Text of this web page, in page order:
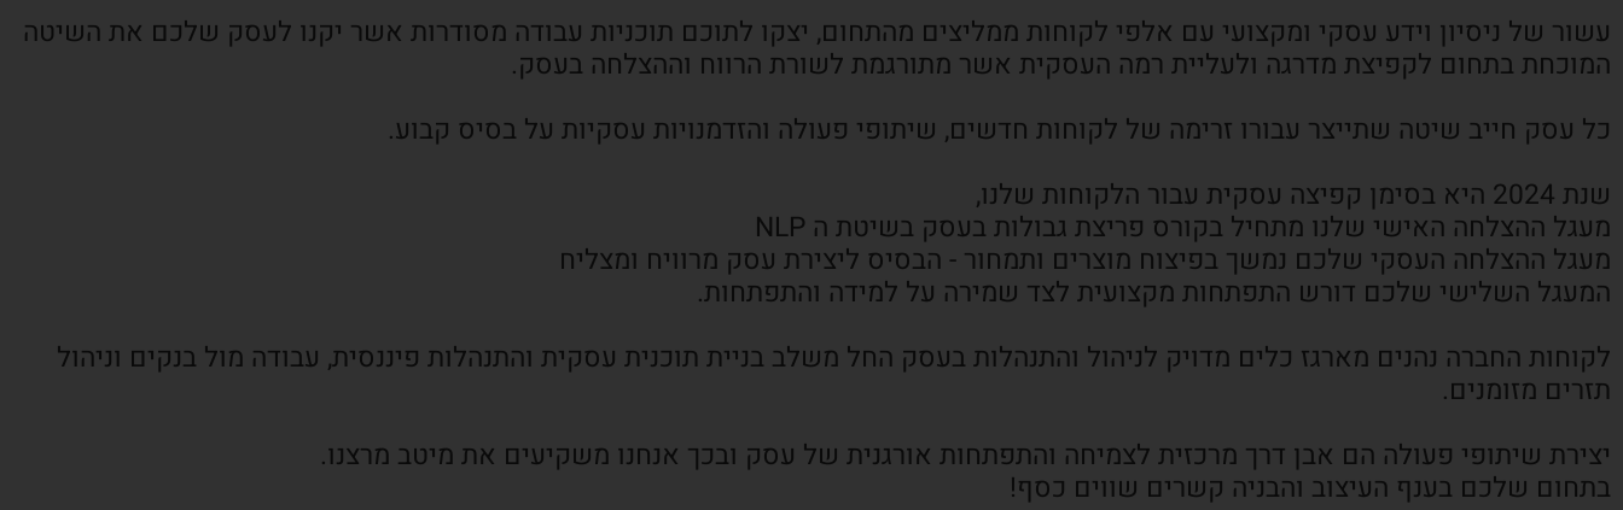
עשור של ניסיון וידע עסקי ומקצועי עם אלפי לקוחות ממליצים מהתחום, יצקו לתוכם תוכניות עבודה מסודרות אשר יקנו לעסק שלכם את השיטה
המוכחת בתחום לקפיצת מדרגה ולעליית רמה העסקית אשר מתורגמת לשורת הרווח וההצלחה בעסק.
כל עסק חייב שיטה שתייצר עבורו זרימה של לקוחות חדשים, שיתופי פעולה והזדמנויות עסקיות על בסיס קבוע.
שנת 2024 היא בסימן קפיצה עסקית עבור הלקוחות שלנו,
מעגל ההצלחה האישי שלנו מתחיל בקורס פריצת גבולות בעסק בשיטת ה NLP
מעגל ההצלחה העסקי שלכם נמשך בפיצוח מוצרים ותמחור - הבסיס ליצירת עסק מרוויח ומצליח
המעגל השלישי שלכם דורש התפתחות מקצועית לצד שמירה על למידה והתפתחות.
לקוחות החברה נהנים מארגז כלים מדויק לניהול והתנהלות בעסק החל משלב בניית תוכנית עסקית והתנהלות פיננסית, עבודה מול בנקים וניהול
תזרים מזומנים.
יצירת שיתופי פעולה הם אבן דרך מרכזית לצמיחה והתפתחות אורגנית של עסק ובכך אנחנו משקיעים את מיטב מרצנו.
בתחום שלכם בענף העיצוב והבניה קשרים שווים כסף!